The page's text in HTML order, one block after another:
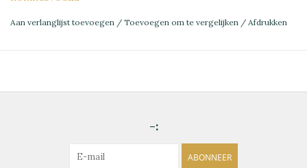
Aan verlanglijst toevoegen / Toevoegen om te vergelijken / Afdrukken
-:
ABONNEER